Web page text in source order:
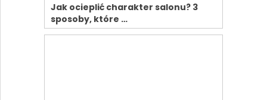
Jak ocieplić charakter salonu? 3
sposoby, które …